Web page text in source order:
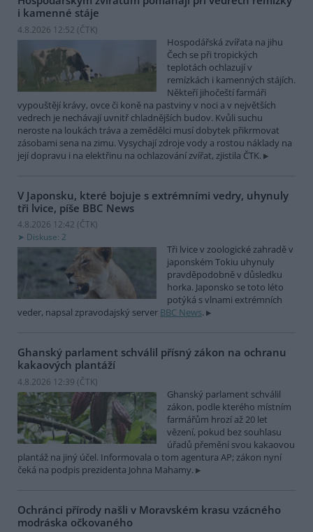
i kamenné stáje
4.8.2026 12:52 (ČTK)
Hospodářská zvířata na jihu
Čech se při tropických
teplotách ochlazují v
remízkách i kamenných stájích.
Někteří jihočeští farmáři
vypouštějí krávy, ovce či koně na pastviny v noci a v největších
vedrech je nechávají uvnitř chladnějších budov. Kvůli suchu
neroste na loukách tráva a zemědělci musí dobytek přikrmovat
zásobami sena na zimu. Vysychají zdroje vody a rostou náklady na
její dopravu i na elektřinu na ochlazování zvířat, zjistila ČTK.
V Japonsku, které bojuje s extrémními vedry, uhynuly
tři lvice, píše BBC News
4.8.2026 12:42 (ČTK)
Diskuse: 2
Tři lvice v zoologické zahradě v
japonském Tokiu uhynuly
pravděpodobně v důsledku
horka. Japonsko se toto léto
potýká s vlnami extrémních
veder, napsal zpravodajský server BBC News.
Ghanský parlament schválil přísný zákon na ochranu
kakaových plantáží
4.8.2026 12:39 (ČTK)
Ghanský parlament schválil
zákon, podle kterého místním
farmářům hrozí až 20 let
vězení, pokud bez souhlasu
úřadů přemění svou kakaovou
plantáž na jiný účel. Informovala o tom agentura AP; zákon nyní
čeká na podpis prezidenta Johna Mahamy.
Ochránci přírody našli v Moravském krasu vzácného
modráska očkovaného